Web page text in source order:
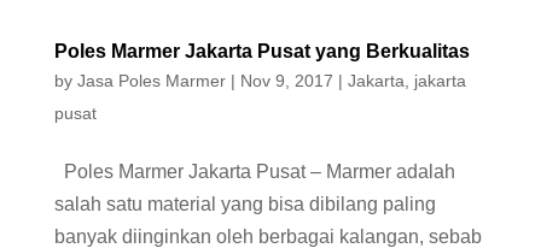
Poles Marmer Jakarta Pusat yang Berkualitas
by Jasa Poles Marmer| Nov 9, 2017 | Jakarta
jakarta
pusat
Poles Marmer Jakarta Pusat – Marmer adalah
salah satu material yang bisa dibilang paling
banyak diinginkan oleh berbagai kalangan, sebab